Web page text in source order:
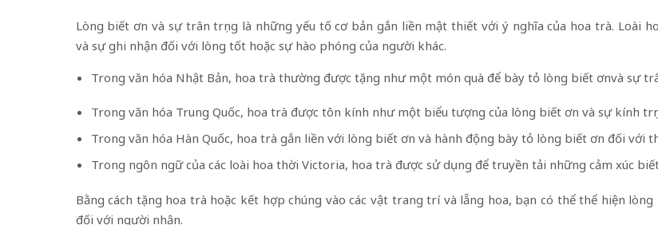
Lòng biết ơn và sự trân trọng là những yếu tố cơ bản gắn liền mật thiết với ý nghĩa của hoa trà. Loài
và sự ghi nhận đối với lòng tốt hoặc sự hào phóng của người khác.
Trong văn hóa Nhật Bản, hoa trà thường được tặng như một món quà để bày tỏ lòng biết ơnvà sự
Trong văn hóa Trung Quốc, hoa trà được tôn kính như một biểu tượng của lòng biết ơn và sự kính
Trong văn hóa Hàn Quốc, hoa trà gắn liền với lòng biết ơn và hành động bày tỏ lòng biết ơn đối với
Trong ngôn ngữ của các loài hoa thời Victoria, hoa trà được sử dụng để truyền tải những cảm xúc
Bằng cách tặng hoa trà hoặc kết hợp chúng vào các vật trang trí và lẵng hoa, bạn có thể thể hiện
đối với người nhận.